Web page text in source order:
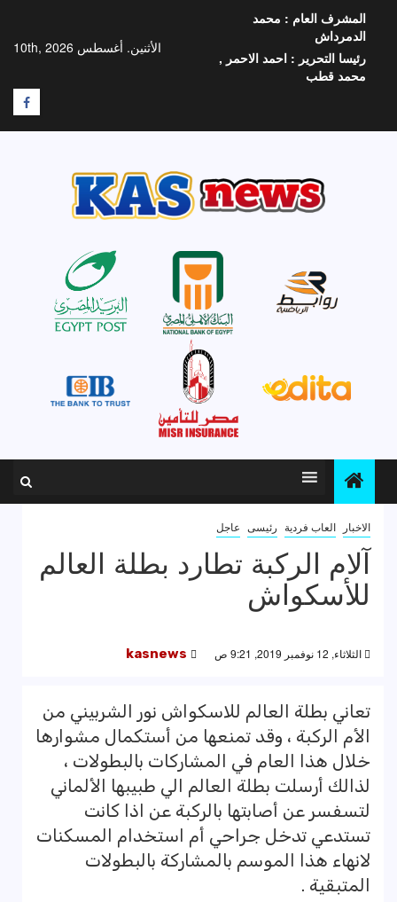
المحتوى
الأثنين. أغسطس 10th, 2026
المشرف العام : محمد
الدمرداش
رئيسا التحرير : احمد الاحمر ,
محمد قطب
F
الاخبار العاب فردية رئيسى عاجل
آلام الركبة تطارد بطلة العالم
للأسكواش
الثلاثاء, 12 نوفمبر 2019, 9:21 ص kasnews
تعاني بطلة العالم للاسكواش نور الشربيني من
الأم الركبة ، وقد تمنعها من أستكمال مشوارها
خلال هذا العام في المشاركات بالبطولات ،
لذالك أرسلت بطلة العالم الي طبيبها الألماني
لتسفسر عن أصابتها بالركبة عن اذا كانت
تستدعي تدخل جراحي أم استخدام المسكنات
لانهاء هذا الموسم بالمشاركة بالبطولات
المتبقية .